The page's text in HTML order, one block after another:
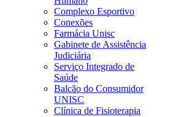
Complexo Esportivo
Conexões
Farmácia Unisc
Gabinete de Assistência
Judiciária
Serviço Integrado de
Saúde
Balcão do Consumidor
UNISC
Clínica de Fisioterapia